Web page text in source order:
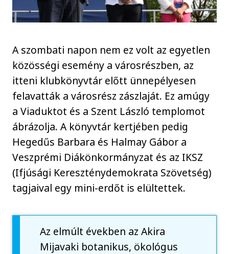
A szombati napon nem ez volt az egyetlen
közösségi esemény a városrészben, az
itteni klubkönyvtár előtt ünnepélyesen
felavatták a városrész zászlaját. Ez amúgy
a Viaduktot és a Szent László templomot
ábrázolja. A könyvtár kertjében pedig
Hegedűs Barbara és Halmay Gábor a
Veszprémi Diákönkormányzat és az IKSZ
(Ifjúsági Kereszténydemokrata Szövetség)
tagjaival egy mini-erdőt is elültettek.
Az elmúlt években az Akira
Mijavaki botanikus, ökológus